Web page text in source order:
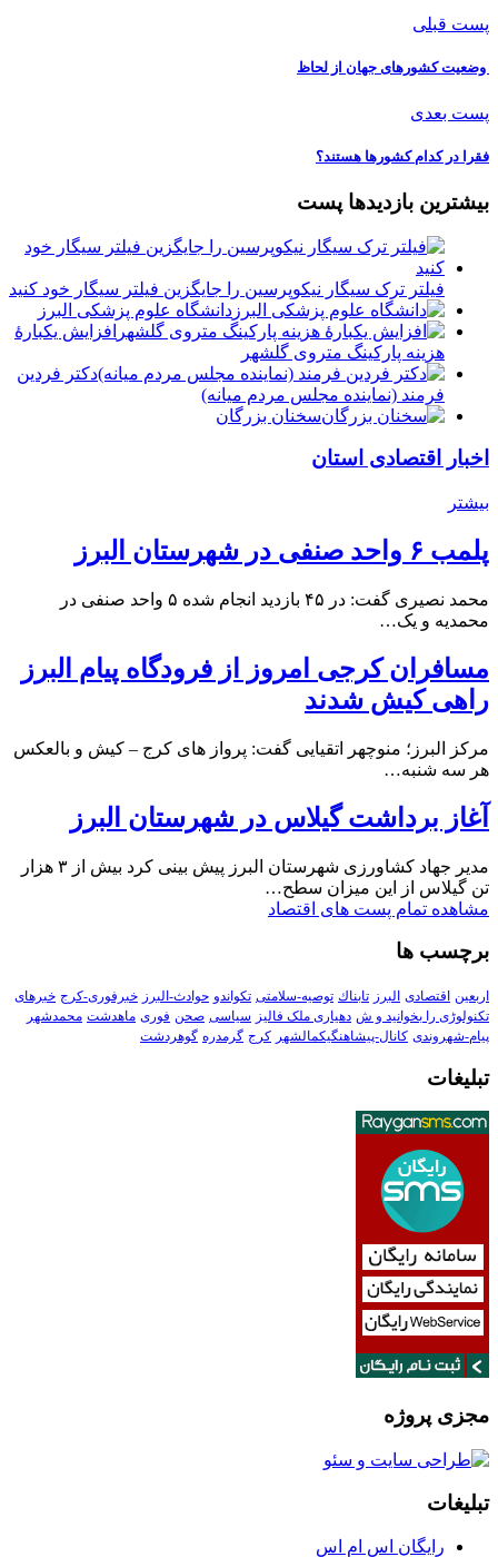
پست قبلی
️ وضعیت کشورهای جهان از لحاظ
پست بعدی
فقرا در کدام کشورها هستند؟
بیشترین بازدیدها پست
فیلتر ترک سیگار نیکوپرسین را جایگزین فیلتر سیگار خود کنید
دانشگاه علوم پزشکی البرز
افزایش یکبارۀ
هزینه پارکینگ متروی گلشهر
دكتر فردين
فرمند (نماينده مجلس مردم میانه)
سخنان بزرگان
اخبار اقتصادی استان
بیشتر
پلمب ۶ واحد صنفی در شهرستان البرز
محمد نصیری گفت: در ۴۵ بازدید انجام شده ۵ واحد صنفی در
محمدیه و یک…
مسافران کرجی امروز از فرودگاه پیام البرز
راهی کیش شدند
مرکز البرز؛ منوچهر اتقیایی گفت: پرواز های کرج – کیش و بالعکس
هر سه شنبه…
آغاز برداشت گیلاس در شهرستان البرز
مدیر جهاد کشاورزی شهرستان البرز پیش بینی کرد بیش از ۳ هزار
تن گیلاس از این میزان سطح…
مشاهده تمام پست های اقتصاد
برچسب ها
اربعین اقتصادی البرز تابناك توصیه-سلامتی تکواندو حوادث-البرز خبرفوری-کرج خبرهای
تکنولوڑی را بخوانید و ش دهیاری ملک فالیز سیاسی صحن فوری ماهدشت محمدشهر
پیام-شهروندی کانال-پیشاهنگیکمالشهر کرج گرمدره گوهردشت
تبلیغات
مجزی پروژه
تبلیغات
رایگان اس ام اس